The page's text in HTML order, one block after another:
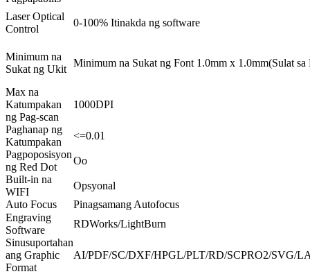
Laser Optical
Control
0-100% Itinakda ng software
Minimum na
Sukat ng Ukit
Minimum na Sukat ng Font 1.0mm x 1.0mm(Sulat
Max na
Katumpakan
ng Pag-scan
1000DPI
Paghanap ng
Katumpakan
<=0.01
Pagpoposisyon
ng Red Dot
Oo
Built-in na
WIFI
Opsyonal
Auto Focus
Pinagsamang Autofocus
Engraving
Software
RDWorks/LightBurn
Sinusuportahan
ang Graphic
Format
AI/PDF/SC/DXF/HPGL/PLT/RD/SCPRO2/SVG/